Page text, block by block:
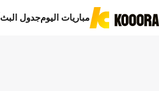
مباريات اليومجدول البث